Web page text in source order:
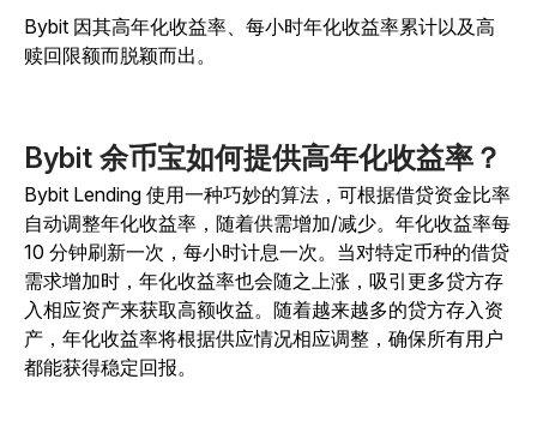
Bybit 因其高年化收益率、每小时年化收益率累计以及高
赎回限额而脱颖而出。
Bybit 余币宝如何提供高年化收益率？
Bybit Lending 使用一种巧妙的算法，可根据借贷资金比率
自动调整年化收益率，随着供需增加/减少。年化收益率每
10 分钟刷新一次，每小时计息一次。当对特定币种的借贷
需求增加时，年化收益率也会随之上涨，吸引更多贷方存
入相应资产来获取高额收益。随着越来越多的贷方存入资
产，年化收益率将根据供应情况相应调整，确保所有用户
都能获得稳定回报。